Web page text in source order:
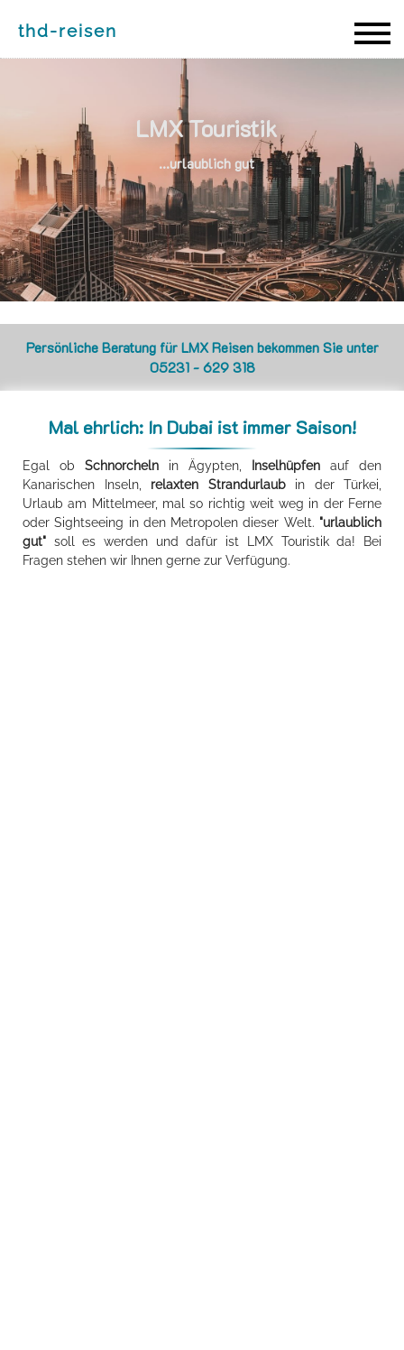
thd-reisen
LMX Touristik
...urlaublich gut
Persönliche Beratung für LMX Reisen bekommen Sie unter
05231 - 629 318
Mal ehrlich: In Dubai ist immer Saison!
Egal ob Schnorcheln in Ägypten, Inselhüpfen auf den
Kanarischen Inseln, relaxten Strandurlaubin der Türkei,
Urlaub am Mittelmeer, mal so richtig weit weg in der Ferne
oder Sightseeing in den Metropolen dieser Welt. "urlaublich
gut" soll es werden und dafür ist LMX Touristik da! Bei
Fragen stehen wir Ihnen gerne zur Verfügung.